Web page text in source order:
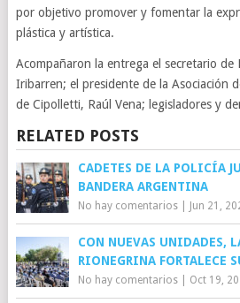
por objetivo promover y fomentar la
plástica y artística.
Acompañaron la entrega el secretario de
Iribarren; el presidente de la Asociación
de Cipolletti, Raúl Vena; legisladores y
RELATED POSTS
CADETES DE LA POLICÍA
BANDERA ARGENTINA
No hay comentarios| Jun 21,
CON NUEVAS UNIDADES,
RIONEGRINA FORTALECE
No hay comentarios| Oct 19,